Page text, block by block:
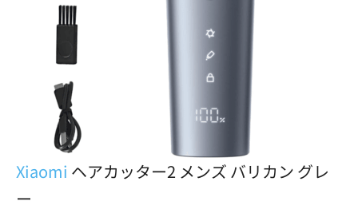
Xiaomi ヘアカッター2 メンズ バリカン グレ
ー